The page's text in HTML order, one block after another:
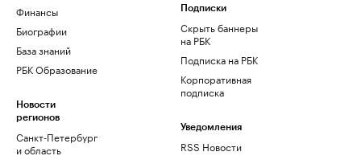
Финансы
Биографии
База знаний
РБК Образование
Новости
регионов
Санкт-Петербург
и область
Подписки
Скрыть баннеры
на РБК
Подписка на РБК
Корпоративная
подписка
Уведомления
RSS Новости